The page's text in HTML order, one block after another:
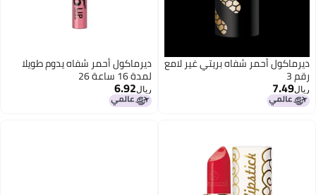
15
ديرماكول أحمر شفاه بريتي غير لامع
رقم 3
ريال7.49
ديرماكول أحمر شفاه يدوم طويلا
لمدة 16 ساعة 26
ريال6.92